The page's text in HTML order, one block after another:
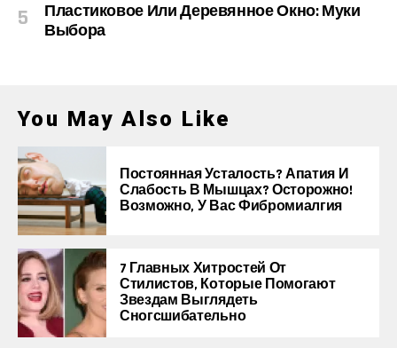
Пластиковое Или Деревянное Окно: Муки
Выбора
You May Also Like
Постоянная Усталость? Апатия И
Слабость В Мышцах? Осторожно!
Возможно, У Вас Фибромиалгия
7 Главных Хитростей От
Стилистов, Которые Помогают
Звездам Выглядеть
Сногсшибательно